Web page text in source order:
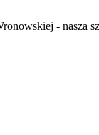
- nasza